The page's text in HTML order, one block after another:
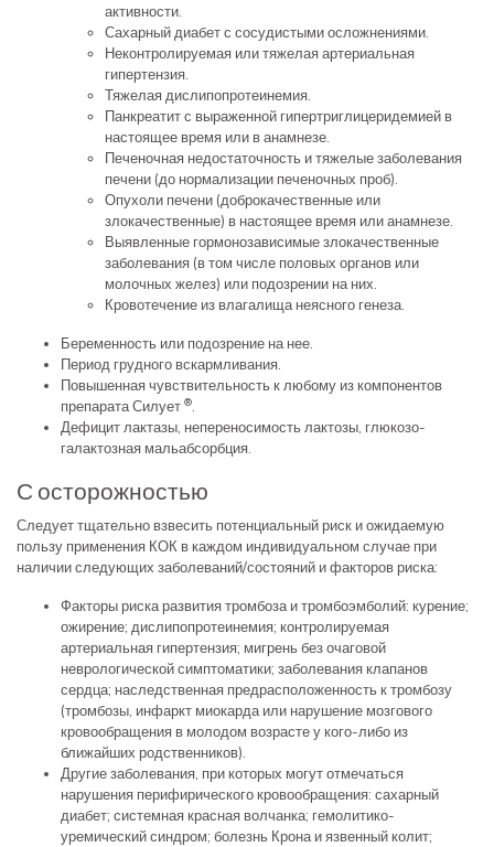
активности.
Сахарный диабет с сосудистыми осложнениями.
Неконтролируемая или тяжелая артериальная
гипертензия.
Тяжелая дислипопротеинемия.
Панкреатит с выраженной гипертриглицеридемией в
настоящее время или в анамнезе.
Печеночная недостаточность и тяжелые заболевания
печени (до нормализации печеночных проб).
Опухоли печени (доброкачественные или
злокачественные) в настоящее время или анамнезе.
Выявленные гормонозависимые злокачественные
заболевания (в том числе половых органов или
молочных желез) или подозрении на них.
Кровотечение из влагалища неясного генеза.
Беременность или подозрение на нее.
Период грудного вскармливания.
Повышенная чувствительность к любому из компонентов
препарата Силует ®
Дефицит лактазы, непереносимость лактозы, глюкозо-
галактозная мальабсорбция.
С осторожностью
Следует тщательно взвесить потенциальный риск и ожидаемую
пользу применения КОК в каждом индивидуальном случае при
наличии следующих заболеваний/состояний и факторов риска:
Факторы риска развития тромбоза и тромбоэмболий: курение;
ожирение; дислипопротеинемия; контролируемая
артериальная гипертензия; мигрень без очаговой
неврологической симптоматики; заболевания клапанов
сердца; наследственная предрасположенность к тромбозу
(тромбозы, инфаркт миокарда или нарушение мозгового
кровообращения в молодом возрасте у кого-либо из
ближайших родственников).
Другие заболевания, при которых могут отмечаться
нарушения перифирического кровообращения: сахарный
диабет; системная красная волчанка; гемолитико-
уремический синдром; болезнь Крона и язвенный колит;